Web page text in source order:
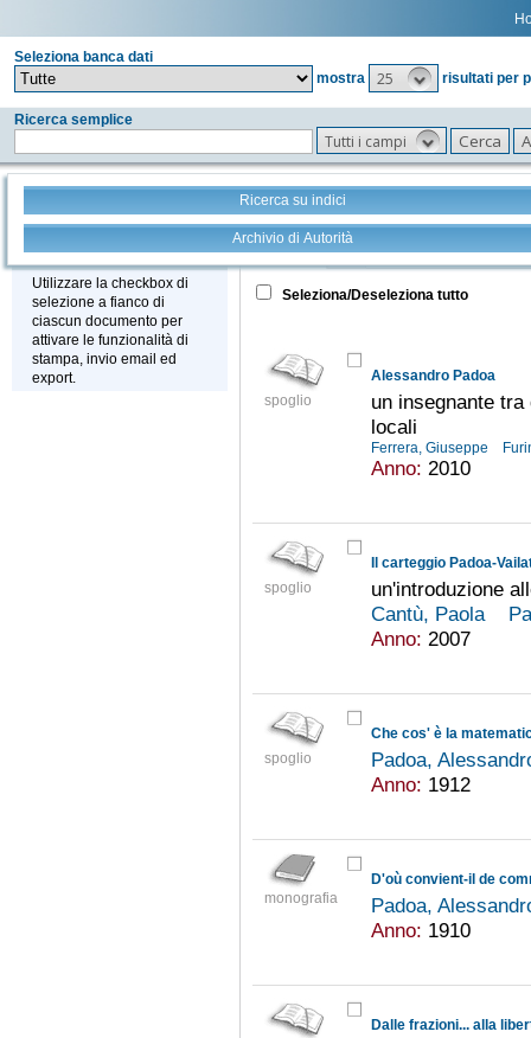
Seleziona banca dati
mostra
25 risultati per
Ricerca semplice
Tutti i campi
Ricerca su indici
Archivio di Autorità
Stampa - Email - Export
Utilizzare la checkbox di
selezione a fianco di
ciascun documento per
attivare le funzionalità di
stampa, invio email ed
export.
Tutto +
Seleziona/Deseleziona tutto
spoglio
Alessandro Padoa
un insegnante
locali
Ferrera, Giuseppe
Anno: 2010
spoglio
Il carteggio Padoa-
un'introduzione
Cantù, Paola
Anno: 2007
spoglio
Che cos' è la
Padoa,
Anno: 1912
monografia
D'où convient-il de
Padoa,
Anno: 1910
Dalle frazioni... alla